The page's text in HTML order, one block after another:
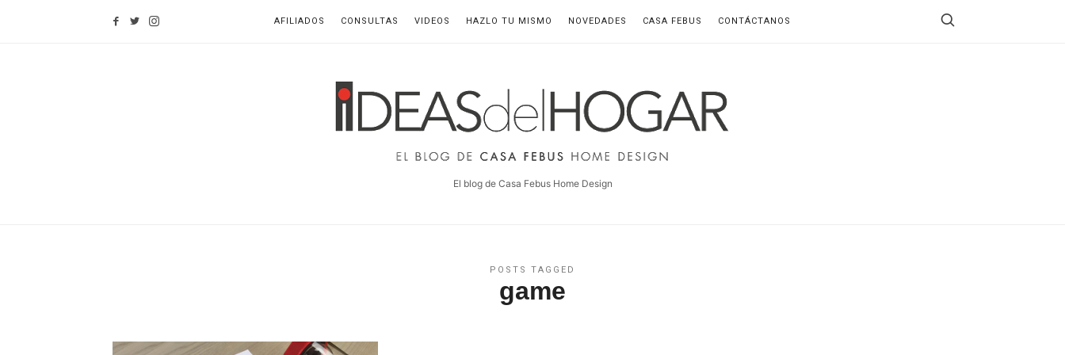
AFILIADOS CONSULTAS VIDEOS HAZLO TU MISMO NOVEDADES CASA FEBUS CONTÁCTANOS
Ideas
del
El blog de Casa Febus Home Design
POSTS TAGGED
game